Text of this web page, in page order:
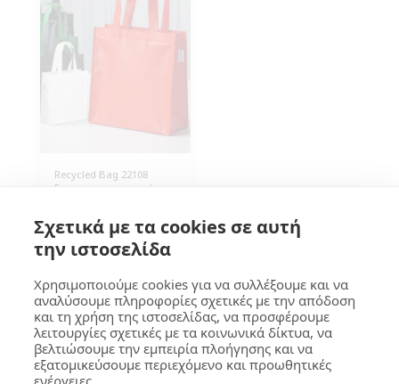
Recycled Bag 22108
Επαναχρησιμοποιούμενη
για οικολογικά εταιρικά
events, προώθηση &
δώρα. Συσκευασία: 300
τεμάχια.
0.80€
ΓΚΟΥΜΑ Design
Πνευματικά Δικαιώματα © 2026 Όλα τα δικαιώματα κατοχυρωμένα
Όροι|Προστασία Προσωπικών Δεδομένων|Προσβασιμότητα
Σχετικά με τα cookies σε αυτή
την ιστοσελίδα
Χρησιμοποιούμε cookies για να συλλέξουμε και να
αναλύσουμε πληροφορίες σχετικές με την απόδοση
και τη χρήση της ιστοσελίδας, να προσφέρουμε
λειτουργίες σχετικές με τα κοινωνικά δίκτυα, να
βελτιώσουμε την εμπειρία πλοήγησης και να
εξατομικεύσουμε περιεχόμενο και προωθητικές
ενέργειες.